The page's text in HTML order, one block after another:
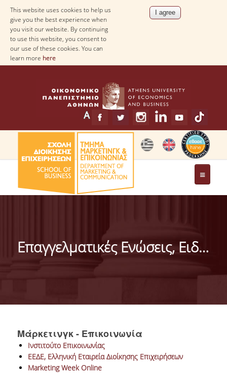
This website uses cookies to help us
give you the best experience when
you visit our website. By continuing
to use this website, you consent to
our use of these cookies. You can
learn more here
THE DEPARTMENT
DEPARTMENT
MISSION OF THE DEPARTMENT
FACULTY
RESIDENT FACULTY MEMBERS
Επαγγελματικές Ενώσεις, Ειδησεογραφία
Μάρκετινγκ - Επικοινωνία
Ινστιτούτο Επικοινωνίας
ΕΕΔΕ, Ελληνική Εταιρεία Διοίκησης Επιχειρήσεων
Marketing Week Online